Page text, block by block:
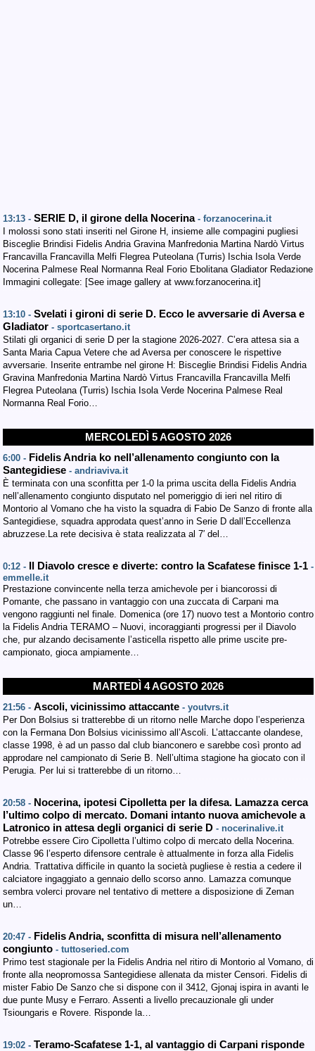
13:13 - SERIE D, il girone della Nocerina - forzanocerina.it
I molossi sono stati inseriti nel Girone H, insieme alle compagini pugliesi
Bisceglie Brindisi Fidelis Andria Gravina Manfredonia Martina Nardò Virtus
Francavilla Francavilla Melfi Flegrea Puteolana (Turris) Ischia Isola Verde
Nocerina Palmese Real Normanna Real Forio Ebolitana Gladiator Redazione
Immagini collegate: [See image gallery at www.forzanocerina.it]
13:10 - Svelati i gironi di serie D. Ecco le avversarie di Aversa e
Gladiator - sportcasertano.it
Stilati gli organici di serie D per la stagione 2026-2027. C’era attesa sia a
Santa Maria Capua Vetere che ad Aversa per conoscere le rispettive
avversarie. Inserite entrambe nel girone H: Bisceglie Brindisi Fidelis Andria
Gravina Manfredonia Martina Nardò Virtus Francavilla Francavilla Melfi
Flegrea Puteolana (Turris) Ischia Isola Verde Nocerina Palmese Real
Normanna Real Forio…
MERCOLEDÌ 5 AGOSTO 2026
6:00 - Fidelis Andria ko nell’allenamento congiunto con la
Santegidiese - andriaviva.it
È terminata con una sconfitta per 1-0 la prima uscita della Fidelis Andria
nell’allenamento congiunto disputato nel pomeriggio di ieri nel ritiro di
Montorio al Vomano che ha visto la squadra di Fabio De Sanzo di fronte alla
Santegidiese, squadra approdata quest’anno in Serie D dall’Eccellenza
abruzzese.La rete decisiva è stata realizzata al 7′ del…
0:12 - Il Diavolo cresce e diverte: contro la Scafatese finisce 1-1 -
emmelle.it
Prestazione convincente nella terza amichevole per i biancorossi di
Pomante, che passano in vantaggio con una zuccata di Carpani ma
vengono raggiunti nel finale. Domenica (ore 17) nuovo test a Montorio contro
la Fidelis Andria TERAMO – Nuovi, incoraggianti progressi per il Diavolo
che, pur alzando decisamente l’asticella rispetto alle prime uscite pre-
campionato, gioca ampiamente…
MARTEDÌ 4 AGOSTO 2026
21:56 - Ascoli, vicinissimo attaccante - youtvrs.it
Per Don Bolsius si tratterebbe di un ritorno nelle Marche dopo l’esperienza
con la Fermana Don Bolsius vicinissimo all’Ascoli. L’attaccante olandese,
classe 1998, è ad un passo dal club bianconero e sarebbe così pronto ad
approdare nel campionato di Serie B. Nell’ultima stagione ha giocato con il
Perugia. Per lui si tratterebbe di un ritorno…
20:58 - Nocerina, ipotesi Cipolletta per la difesa. Lamazza cerca
l’ultimo colpo di mercato. Domani intanto nuova amichevole a
Latronico in attesa degli organici di serie D - nocerinalive.it
Potrebbe essere Ciro Cipolletta l’ultimo colpo di mercato della Nocerina.
Classe 96 l’esperto difensore centrale è attualmente in forza alla Fidelis
Andria. Trattativa difficile in quanto la società pugliese è restia a cedere il
calciatore ingaggiato a gennaio dello scorso anno. Lamazza comunque
sembra volerci provare nel tentativo di mettere a disposizione di Zeman
un…
20:47 - Fidelis Andria, sconfitta di misura nell’allenamento
congiunto - tuttoseried.com
Primo test stagionale per la Fidelis Andria nel ritiro di Montorio al Vomano, di
fronte alla neopromossa Santegidiese allenata da mister Censori. Fidelis di
mister Fabio De Sanzo che si dispone con il 3412, Gjonaj ispira in avanti le
due punte Musy e Ferraro. Assenti a livello precauzionale gli under
Tsioungaris e Rovere. Risponde la…
19:02 - Teramo-Scafatese 1-1, al vantaggio di Carpani risponde